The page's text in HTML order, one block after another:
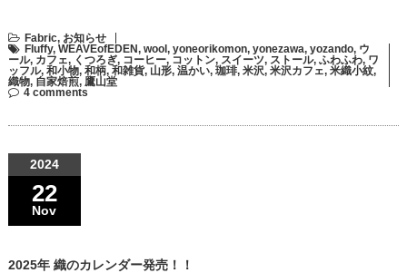
Fabric, お知らせ
Fluffy, WEAVEofEDEN, wool , yoneorikomon, yonezawa, yozando, ウ
ール, カフェ, くつろぎ, コーヒー, コットン, スイーツ, ストール, ふわふわ, ワ
ッフル, 和小物, 和柄, 和雑貨, 山形, 温かい, 珈琲, 米沢, 米沢カフェ, 米織小紋,
織物, 自家焙煎, 鷹山堂
4 comments
2024
22
Nov
2025年 織のカレンダー発売！！